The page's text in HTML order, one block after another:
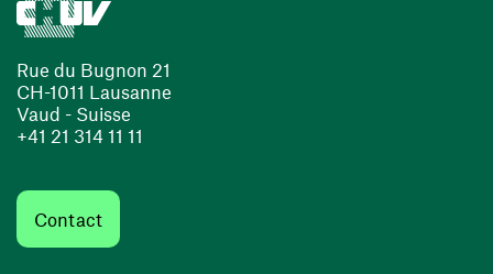
Rue du Bugnon 21
CH-1011 Lausanne
Vaud - Suisse
+41 21 314 11 11
Contact